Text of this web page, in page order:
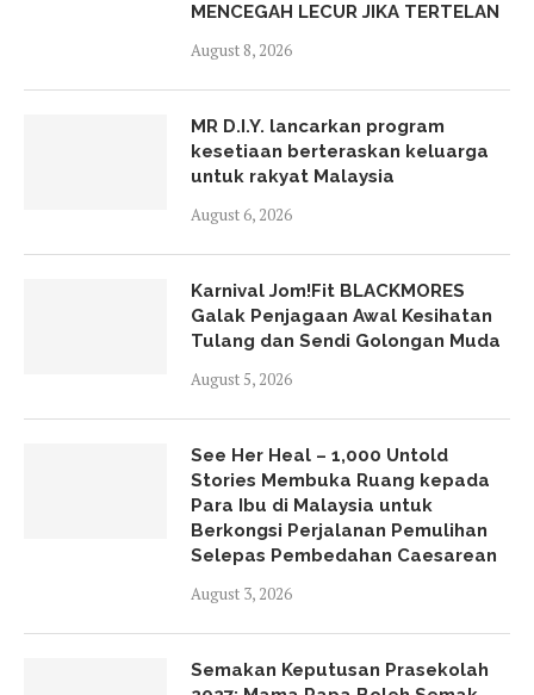
MENCEGAH LECUR JIKA TERTELAN
August 8, 2026
MR D.I.Y. lancarkan program
kesetiaan berteraskan keluarga
untuk rakyat Malaysia
August 6, 2026
Karnival Jom!Fit BLACKMORES
Galak Penjagaan Awal Kesihatan
Tulang dan Sendi Golongan Muda
August 5, 2026
See Her Heal – 1,000 Untold
Stories Membuka Ruang kepada
Para Ibu di Malaysia untuk
Berkongsi Perjalanan Pemulihan
Selepas Pembedahan Caesarean
August 3, 2026
Semakan Keputusan Prasekolah